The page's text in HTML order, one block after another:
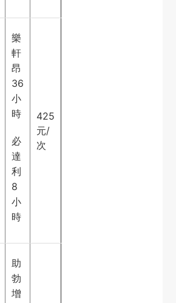
樂
軒
昂
36
小
時
必
達
利
8
小
時
425
元/
次
助
勃
增